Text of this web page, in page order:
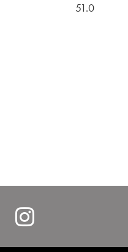
51.0
Instagram